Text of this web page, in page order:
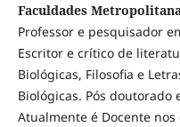
Faculdades
Professor e pesquisador
Escritor e crítico de
Biológicas, Filosofia e
Biológicas. Pós doutorado
Atualmente é Docente